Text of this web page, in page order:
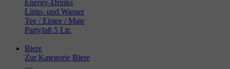
Energy-Drinks
Limo- und Wasser
Tee / Eistee / Mate
Partyfaß 5 Ltr.
Biere
Zur Kategorie Biere